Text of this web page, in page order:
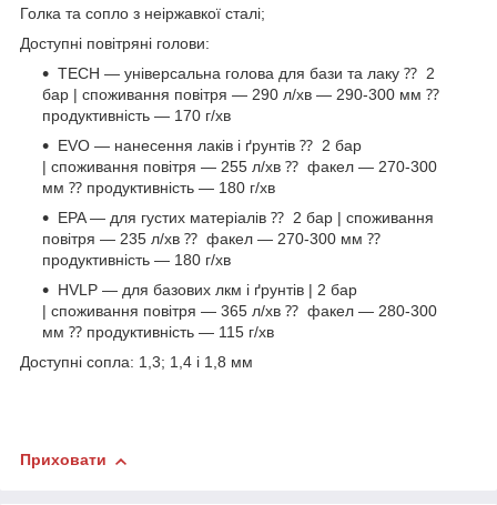
Голка та сопло з неіржавкої сталі;
Доступні повітряні голови:
TECH — універсальна голова для бази та лаку ⁇ 2
бар | споживання повітря — 290 л/хв — 290-300 мм ⁇
продуктивність — 170 г/хв
EVO — нанесення лаків і ґрунтів ⁇ 2 бар
| споживання повітря — 255 л/хв ⁇ факел — 270-300
мм ⁇ продуктивність — 180 г/хв
EPA — для густих матеріалів ⁇ 2 бар | споживання
повітря — 235 л/хв ⁇ факел — 270-300 мм ⁇
продуктивність — 180 г/хв
HVLP — для базових лкм і ґрунтів | 2 бар
| споживання повітря — 365 л/хв ⁇ факел — 280-300
мм ⁇ продуктивність — 115 г/хв
Доступні сопла: 1,3; 1,4 і 1,8 мм
Приховати